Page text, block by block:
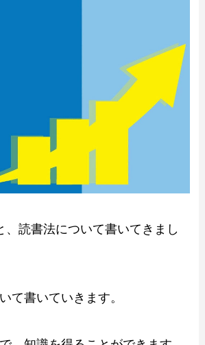
、読書法について書いてきまし
て書いていきます。